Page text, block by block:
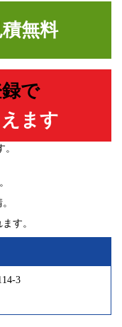
無料
で
ます
す。
3